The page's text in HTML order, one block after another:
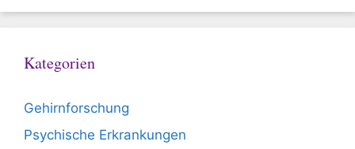
Kategorien
Gehirnforschung
Psychische Erkrankungen